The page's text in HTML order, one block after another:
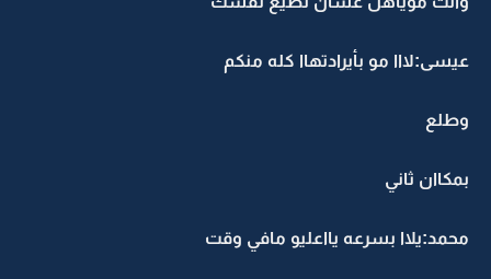
عيسى:لااا مو بأيرادتهاا كله منكم
وطلع
بمكاان ثاني
محمد:يلاا بسرعه يااعليو مافي وقت